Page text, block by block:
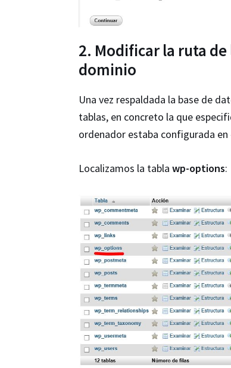
2. Modificar la ruta
dominio
Una vez respaldada la base de
tablas, en concreto la que
ordenador estaba configurada en
Localizamos la tabla wp-options: